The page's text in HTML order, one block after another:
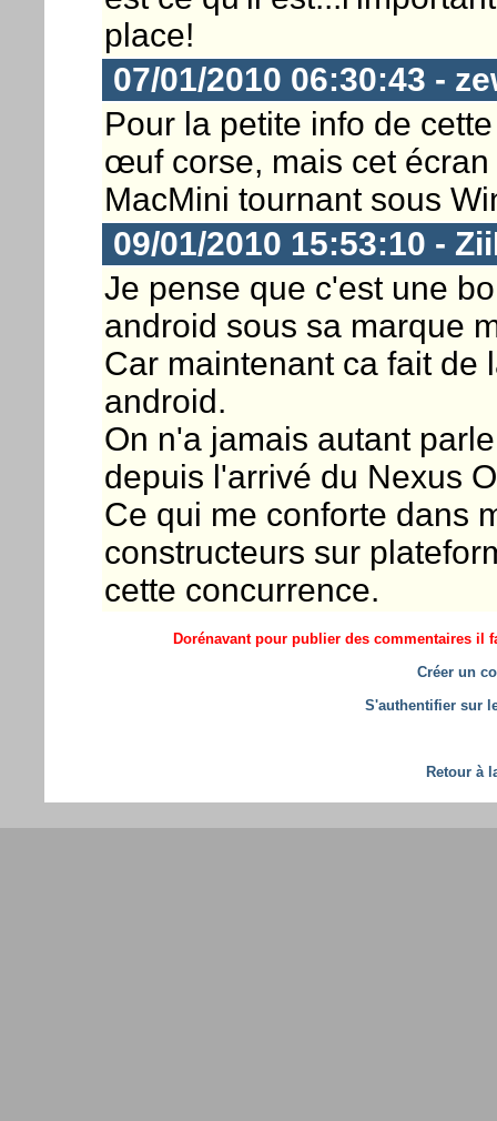
place!
07/01/2010 06:30:43 -
Pour la petite info de
œuf corse, mais cet
MacMini tournant sous
09/01/2010 15:53:10 -
Je pense que c'est une
android sous sa marque
Car maintenant ca fait de
android.
On n'a jamais autant
depuis l'arrivé du Nexus
Ce qui me conforte dans
constructeurs sur
cette concurrence.
Dorénavant pour publier des commentaires il
Créer un
S'authentifier sur
Retour à